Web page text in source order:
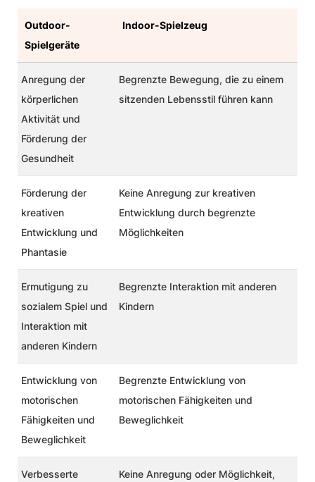
Outdoor-
Spielgeräte
Indoor-Spielzeug
Anregung der
körperlichen
Aktivität und
Förderung der
Gesundheit
Begrenzte Bewegung, die zu einem
sitzenden Lebensstil führen kann
Förderung der
kreativen
Entwicklung und
Phantasie
Keine Anregung zur kreativen
Entwicklung durch begrenzte
Möglichkeiten
Ermutigung zu
sozialem Spiel und
Interaktion mit
anderen Kindern
Begrenzte Interaktion mit anderen
Kindern
Entwicklung von
motorischen
Fähigkeiten und
Beweglichkeit
Begrenzte Entwicklung von
motorischen Fähigkeiten und
Beweglichkeit
Verbesserte
Keine Anregung oder Möglichkeit,